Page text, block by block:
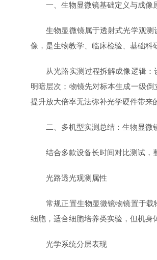
一、生物显微镜基础定义与成像
生物显微镜属于透射式光学观测设
像，是生物教学、临床检验、基础科
从光路实测过程拆解成像逻辑：设
明暗层次；物镜先对标本生成一级
提升放大倍率无法弥补光学硬件带来
二、多机型实测总结：生物显微
结合多款设备长时间对比测试，整
光路透光观测属性
常规正置生物显微镜物镜置于载物
细胞，适合细胞培养类实验，但机身
光学系统分层表现